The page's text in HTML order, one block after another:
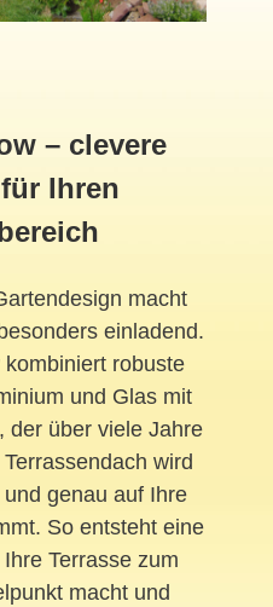
– clevere
Ihren
macht
einladend.
robuste
und Glas mit
der über viele Jahre
wird
genau auf Ihre
So entsteht eine
Terrasse zum
macht und